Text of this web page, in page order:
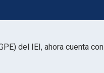
del IEI, ahora cuenta con